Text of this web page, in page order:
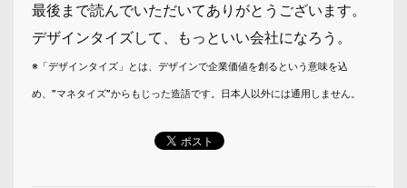
最後まで読んでいただいてありがとうございます。
デザインタイズして、もっといい会社になろう。
※「デザインタイズ」とは、デザインで企業価値を創るという意味を込
め、”マネタイズ”からもじった造語です。日本人以外には通用しません。